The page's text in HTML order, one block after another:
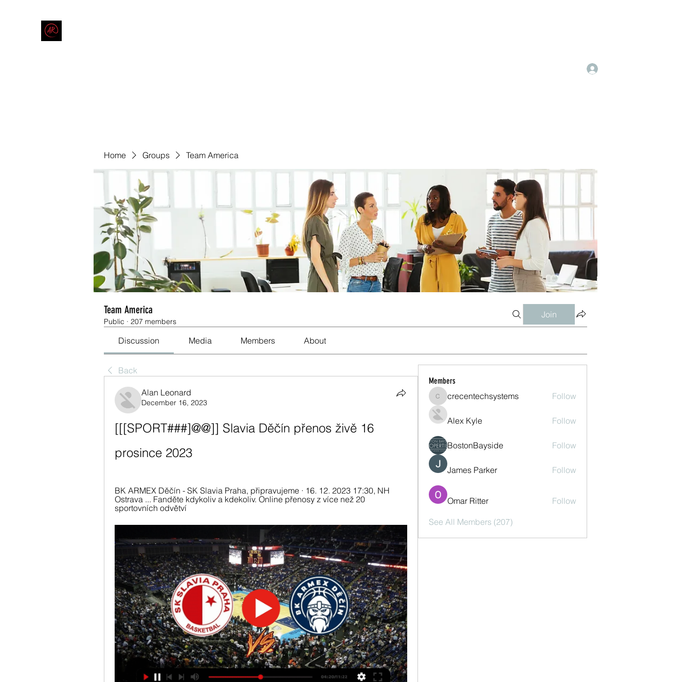
Home Groups Team America
Team America
Public · 207 members
Join
Discussion Media Members About
Back
Alan Leonard
December 16, 2023
[[[SPORT###]@@]] Slavia Děčín přenos živě 16
prosince 2023
BK ARMEX Děčín - SK Slavia Praha, připravujeme · 16. 12. 2023 17:30, NH
Ostrava ... Fanděte kdykoliv a kdekoliv. Online přenosy z více než 20
sportovních odvětví
Members
crecentechsystems
crecentechsystems Follow
Alex Kyle Follow
BostonBayside Follow
James Parker Follow
Omar Ritter Follow
See All Members (207)